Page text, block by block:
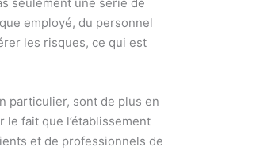
employé, du personnel
les risques, ce qui est
particulier, sont de plus en
fait que l’établissement
et de professionnels de